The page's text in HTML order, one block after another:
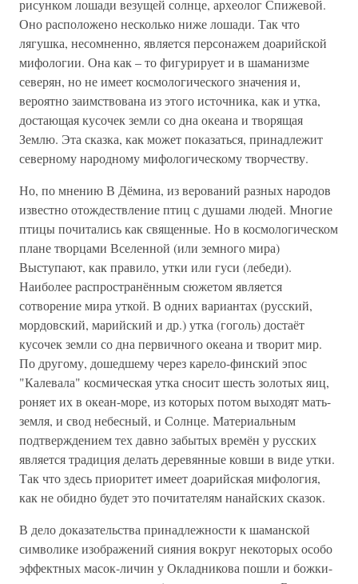
рисунком лошади везущей солнце, археолог Спижевой.
Оно расположено несколько ниже лошади. Так что
лягушка, несомненно, является персонажем доарийской
мифологии. Она как – то фигурирует и в шаманизме
северян, но не имеет космологического значения и,
вероятно заимствована из этого источника, как и утка,
достающая кусочек земли со дна океана и творящая
Землю. Эта сказка, как может показаться, принадлежит
северному народному мифологическому творчеству.
Но, по мнению В Дёмина, из верований разных народов
известно отождествление птиц с душами людей. Многие
птицы почитались как священные. Но в космологическом
плане творцами Вселенной (или земного мира)
Выступают, как правило, утки или гуси (лебеди).
Наиболее распространённым сюжетом является
сотворение мира уткой. В одних вариантах (русский,
мордовский, марийский и др.) утка (гоголь) достаёт
кусочек земли со дна первичного океана и творит мир.
По другому, дошедшему через карело-финский эпос
"Калевала" космическая утка сносит шесть золотых яиц,
роняет их в океан-море, из которых потом выходят мать-
земля, и свод небесный, и Солнце. Материальным
подтверждением тех давно забытых времён у русских
является традиция делать деревянные ковши в виде утки.
Так что здесь приоритет имеет доарийская мифология,
как не обидно будет это почитателям нанайских сказок.
В дело доказательства принадлежности к шаманской
символике изображений сияния вокруг некоторых особо
эффектных масок-личин у Окладникова пошли и божки-